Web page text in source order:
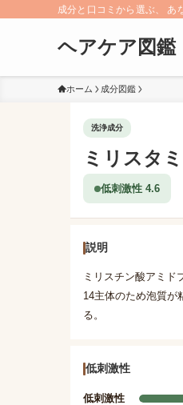
成分と口コミから選ぶ、 あ
ヘアケア図鑑
ホーム 成分図鑑
洗浄成分
ミリスタ
低刺激性 4.6
説明
ミリスチン酸アミド
14主体のため泡質が
る。
低刺激性
低刺激性